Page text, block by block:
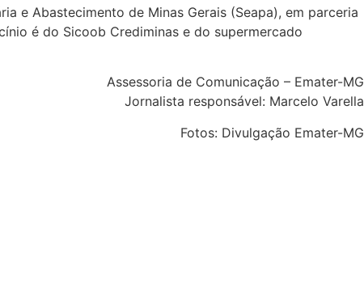
e Abastecimento de Minas Gerais (Seapa), em parceria
é do Sicoob Crediminas e do supermercado
Assessoria de Comunicação – Emater-MG
Jornalista responsável: Marcelo Varella
Fotos: Divulgação Emater-MG